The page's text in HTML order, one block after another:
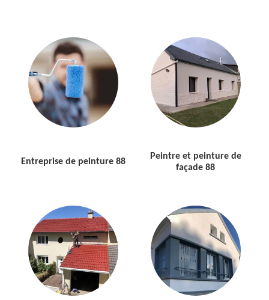
Entreprise de peinture 88
Peintre et peinture de
façade 88